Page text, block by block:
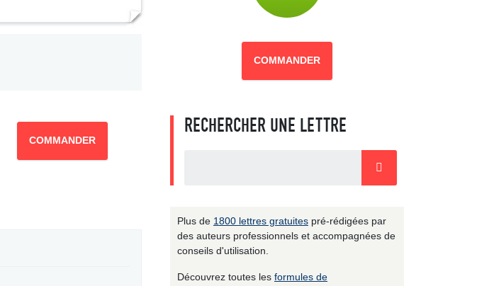
COMMANDER
COMMANDER
RECHERCHER UNE LETTRE
Plus de 1800 lettres gratuites pré-rédigées par
des auteurs professionnels et accompagnées de
conseils d'utilisation.
Découvrez toutes les formules de